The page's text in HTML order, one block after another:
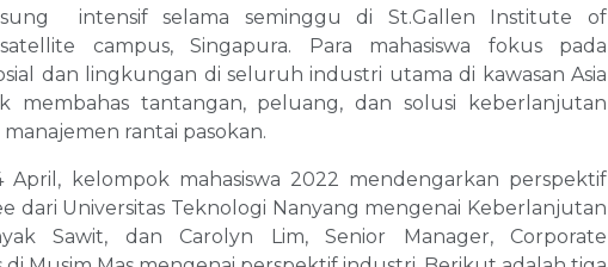
intensif selama seminggu di St.Gallen Institute of
satellite campus, Singapura. Para mahasiswa fokus pada
dan lingkungan di seluruh industri utama di kawasan Asia
membahas tantangan, peluang, dan solusi keberlanjutan
rantai pasokan.
April, kelompok mahasiswa 2022 mendengarkan perspektif
dari Universitas Teknologi Nanyang mengenai Keberlanjutan
Sawit, dan Carolyn Lim, Senior Manager, Corporate